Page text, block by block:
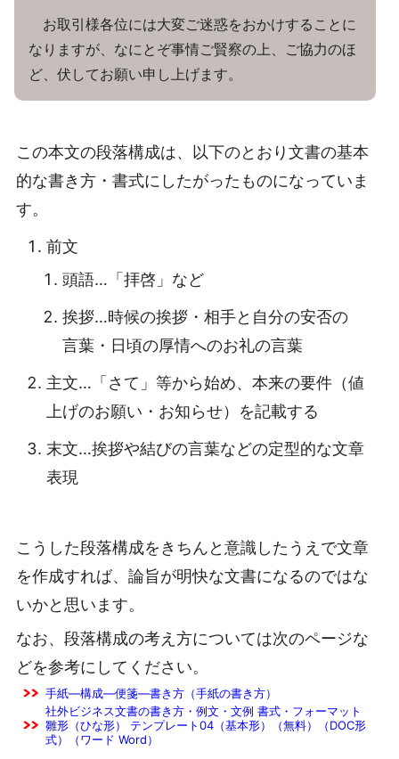
お取引様各位には大変ご迷惑をおかけすることに
なりますが、なにとぞ事情ご賢察の上、ご協力のほ
ど、伏してお願い申し上げます。
この本文の段落構成は、以下のとおり文書の基本
的な書き方・書式にしたがったものになっていま
す。
前文
頭語…「拝啓」など
挨拶…時候の挨拶・相手と自分の安否の
言葉・日頃の厚情へのお礼の言葉
主文…「さて」等から始め、本来の要件（値
上げのお願い・お知らせ）を記載する
末文…挨拶や結びの言葉などの定型的な文章
表現
こうした段落構成をきちんと意識したうえで文章
を作成すれば、論旨が明快な文書になるのではな
いかと思います。
なお、段落構成の考え方については次のページな
どを参考にしてください。
手紙―構成―便箋―書き方（手紙の書き方）
社外ビジネス文書の書き方・例文・文例 書式・フォーマット
雛形（ひな形） テンプレート04（基本形）（無料）（DOC形
式）（ワード Word）